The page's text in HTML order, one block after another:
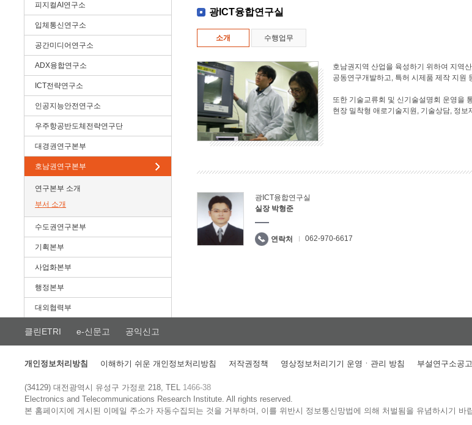
피지컬AI연구소
입체통신연구소
공간미디어연구소
ADX융합연구소
ICT전략연구소
인공지능안전연구소
우주항공반도체전략연구단
대경권연구본부
호남권연구본부
연구본부 소개
부서 소개
수도권연구본부
기획본부
사업화본부
행정본부
대외협력부
광ICT융합연구실
소개 수행업무
호남권지역 산업을 육성하기 위하여 지역
공동연구개발하고, 특허 시제품 제작 지원
또한 기술교류회 및 신기술설명회 운영을
현장 밀착형 애로기술지원, 기술상담, 정
광ICT융합연구실
실장 박형준
연락처 062-970-6617
클린ETRI e-신문고 공익신고
개인정보처리방침 이해하기 쉬운 개인정보처리방침 저작권정책 영상정보처리기기 운영ㆍ관리 방침 부설연구소공고
(34129) 대전광역시 유성구 가정로 218, TEL 1466-38
Electronics and Telecommunications Research Institute.All rights reserved.
본 홈페이지에 게시된 이메일 주소가 자동수집되는 것을 거부하며, 이를 위반시 정보통신망법에 의해 처벌됨을 유념하시기 바